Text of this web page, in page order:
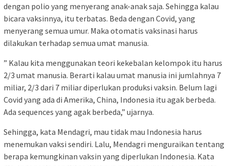
dengan polio yang menyerang anak-anak saja. Sehingga kalau
bicara vaksinnya, itu terbatas. Beda dengan Covid, yang
menyerang semua umur. Maka otomatis vaksinasi harus
dilakukan terhadap semua umat manusia.
” Kalau kita menggunakan teori kekebalan kelompok itu harus
2/3 umat manusia. Berarti kalau umat manusia ini jumlahnya 7
miliar, 2/3 dari 7 miliar diperlukan produksi vaksin. Belum lagi
Covid yang ada di Amerika, China, Indonesia itu agak berbeda.
Ada sequences yang agak berbeda,” ujarnya.
Sehingga, kata Mendagri, mau tidak mau Indonesia harus
menemukan vaksi sendiri. Lalu, Mendagri menguraikan tentang
berapa kemungkinan vaksin yang diperlukan Indonesia. Kata